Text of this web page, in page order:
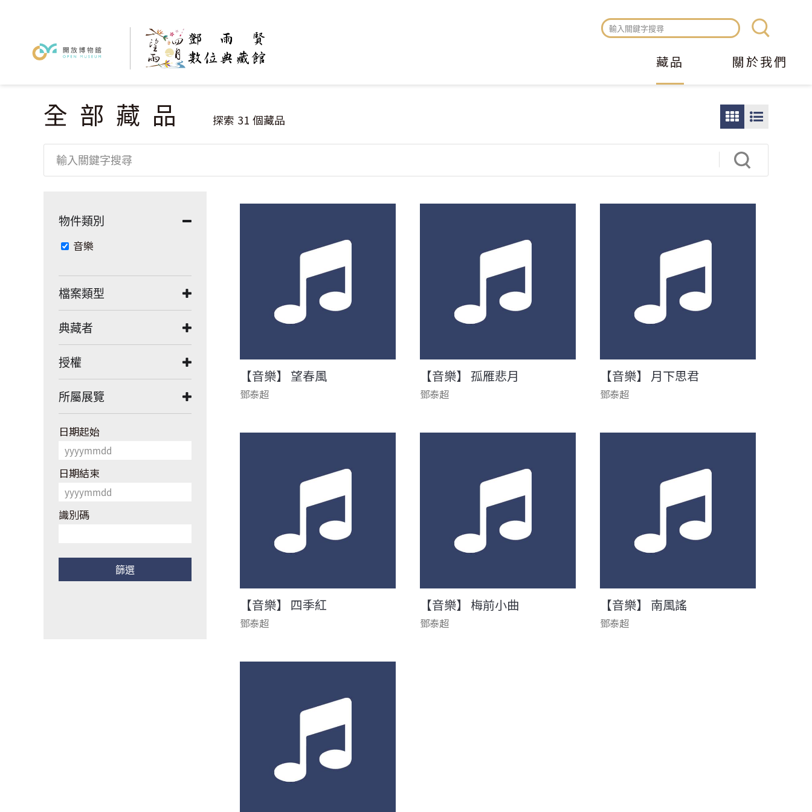
藏品 關於我們
您在這裡
全部藏品 探索 31 個藏品
圖
片
圖
文
【音樂】 望春風
鄧泰超
【音樂】 孤雁悲月
鄧泰超
【音樂】 月下思君
鄧泰超
【音樂】 四季紅
鄧泰超
【音樂】 梅前小曲
鄧泰超
【音樂】 南風謠
鄧泰超
物件類別
Remove 音樂 filter
音樂
檔案類型
典藏者
授權
所屬展覽
日期起始
日期結束
識別碼